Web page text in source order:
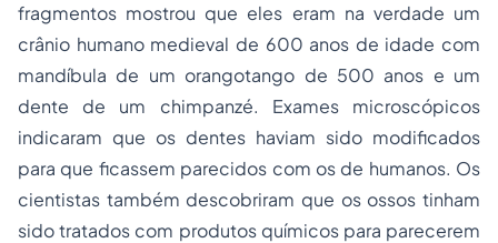
fragmentos mostrou que eles eram na verdade um
crânio humano medieval de 600 anos de idade com
mandíbula de um orangotango de 500 anos e um
dente de um chimpanzé. Exames microscópicos
indicaram que os dentes haviam sido modificados
para que ficassem parecidos com os de humanos. Os
cientistas também descobriram que os ossos tinham
sido tratados com produtos químicos para parecerem